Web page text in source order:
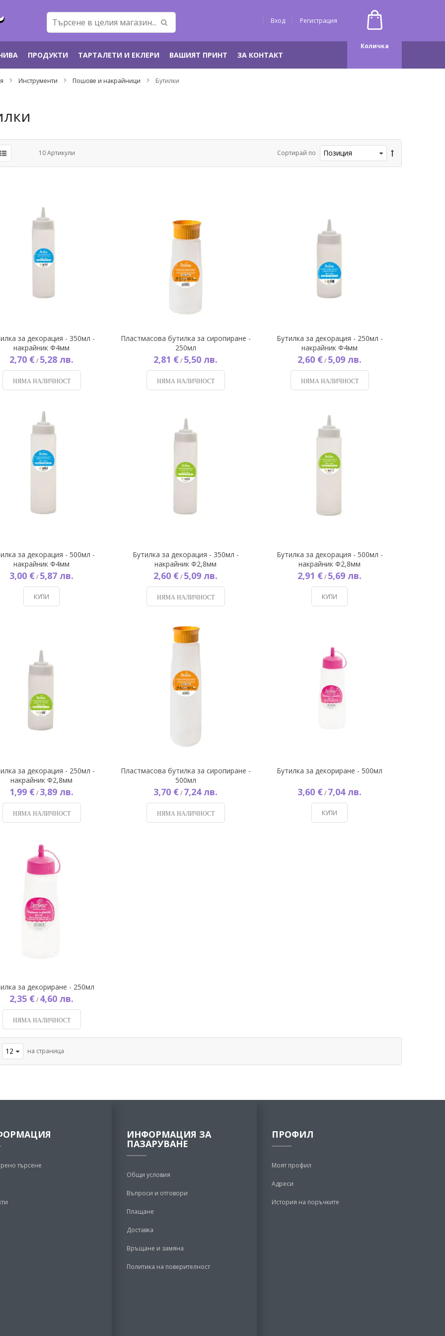
Вход Регистрация
Количка
ПРОДУКТИ ТАРТАЛЕТИ И ЕКЛЕРИ ВАШИЯТ ПРИНТ ЗА КОНТАКТ
Инструменти Пошове и накрайници Бутилки
10Артикули Сортирай по
за декорация - 350мл -
накрайник Ф4мм
2,70 € / 5,28 лв.
НЯМА НАЛИЧНОСТ
Пластмасова бутилка за сиропиране -
250мл
2,81 € / 5,50 лв.
НЯМА НАЛИЧНОСТ
Бутилка за декорация - 250мл -
накрайник Ф4мм
2,60 € / 5,09 лв.
НЯМА НАЛИЧНОСТ
за декорация - 500мл -
накрайник Ф4мм
3,00 € / 5,87 лв.
КУПИ
Бутилка за декорация - 350мл -
накрайник Ф2,8мм
2,60 € / 5,09 лв.
НЯМА НАЛИЧНОСТ
Бутилка за декорация - 500мл -
накрайник Ф2,8мм
2,91 € / 5,69 лв.
КУПИ
за декорация - 250мл -
накрайник Ф2,8мм
1,99 € / 3,89 лв.
НЯМА НАЛИЧНОСТ
Пластмасова бутилка за сиропиране -
500мл
3,70 € / 7,24 лв.
НЯМА НАЛИЧНОСТ
Бутилка за декориране - 500мл
3,60 € / 7,04 лв.
КУПИ
за декориране - 250мл
2,35 € / 4,60 лв.
НЯМА НАЛИЧНОСТ
на страница
търсене
ИНФОРМАЦИЯ ЗА
ПАЗАРУВАНЕ
Общи условия
Въпроси и отговори
Плащане
Доставка
Връщане и замяна
Политика на поверителност
ПРОФИЛ
Моят профил
Адреси
История на поръчките